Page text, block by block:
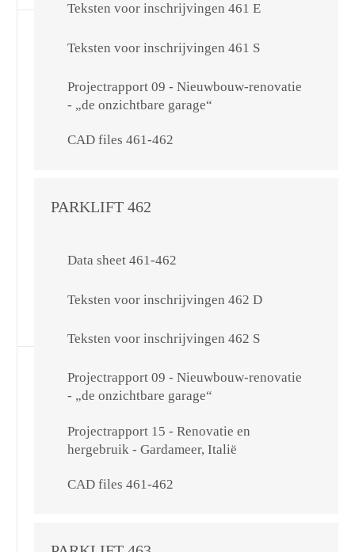
Teksten voor inschrijvingen 461 E
Teksten voor inschrijvingen 461 S
Projectrapport 09 - Nieuwbouw-renovatie
- „de onzichtbare garage“
CAD files 461-462
PARKLIFT 462
Data sheet 461-462
Teksten voor inschrijvingen 462 D
Teksten voor inschrijvingen 462 S
Projectrapport 09 - Nieuwbouw-renovatie
- „de onzichtbare garage“
Projectrapport 15 - Renovatie en
hergebruik - Gardameer, Italië
CAD files 461-462